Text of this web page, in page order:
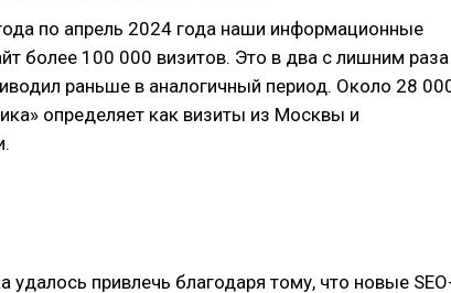
по апрель 2024 года наши информационные
более 100 000 визитов. Это в два с лишним раза
раньше в аналогичный период. Около 28
определяет как визиты из Москвы и
удалось привлечь благодаря тому, что новые